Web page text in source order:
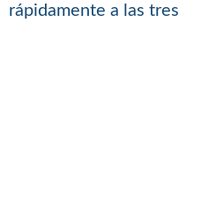
rápidamente a las tres